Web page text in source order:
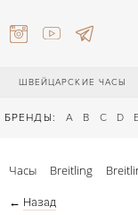
ШВЕЙЦАРСКИЕ ЧАСЫ
БРЕНДЫ: A B C D E
Часы Breitling
← Назад